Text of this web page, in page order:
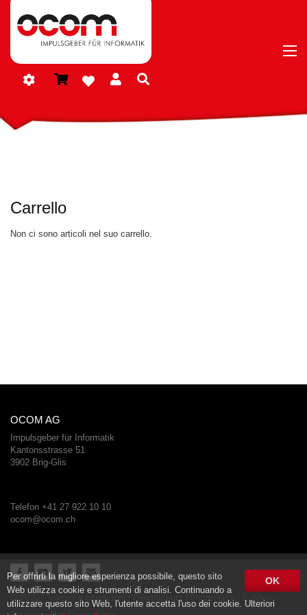
Carrello
Non ci sono articoli nel suo carrello.
OCOM AG
Impulsgeber für Informatik
Kantonsstrasse 51
3902 Brig-Glis
Telefon +41 27 922 10 10
ocom@ocom.ch
© 2020 | Termini e condizioni Datenschutz Impressum
| E-Shop -
OK
Per offrirti la migliore esperienza possibile, questo sito
Web utilizza cookie e strumenti di analisi. Continuando a
utilizzare questo sito Web, l'utente accetta l'uso dei cookie. Ulteriori